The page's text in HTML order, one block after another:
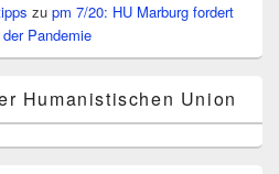
zu pm 7/20: HU Marburg fordert
Pandemie
Humanistischen Union